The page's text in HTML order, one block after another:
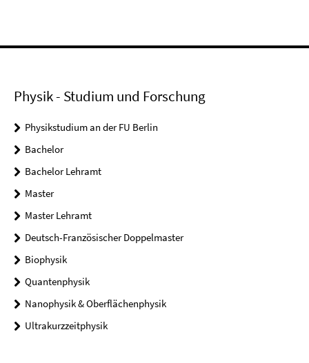
Physik - Studium und Forschung
Physikstudium an der FU Berlin
Bachelor
Bachelor Lehramt
Master
Master Lehramt
Deutsch-Französischer Doppelmaster
Biophysik
Quantenphysik
Nanophysik & Oberflächenphysik
Ultrakurzzeitphysik